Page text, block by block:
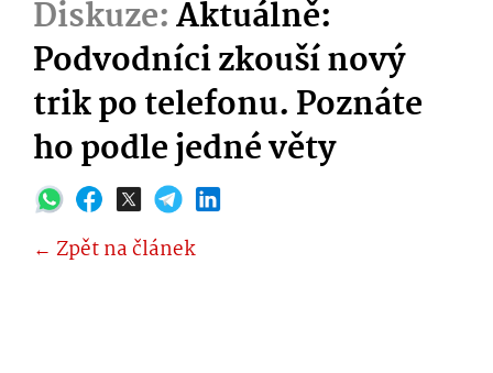
Diskuze:Aktuálně:
Podvodníci zkouší nový
trik po telefonu. Poznáte
ho podle jedné věty
← Zpět na článek